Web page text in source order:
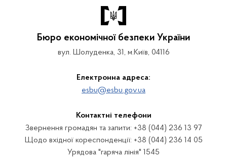
Бюро економічної безпеки України
вул. Шолуденка, 31, м.Київ, 04116
Електронна адреса:
esbu@esbu.gov.ua
Контактні телефони
Звернення громадян та запити: +38 (044) 236 13 97
Щодо вхідної кореспонденції: +38 (044) 236 14 05
Урядова "гаряча лінія" 1545